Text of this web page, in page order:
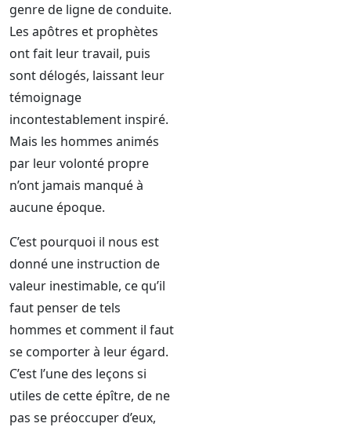
genre de ligne de conduite.
Les apôtres et prophètes
ont fait leur travail, puis
sont délogés, laissant leur
témoignage
incontestablement inspiré.
Mais les hommes animés
par leur volonté propre
n’ont jamais manqué à
aucune époque.
C’est pourquoi il nous est
donné une instruction de
valeur inestimable, ce qu’il
faut penser de tels
hommes et comment il faut
se comporter à leur égard.
C’est l’une des leçons si
utiles de cette épître, de ne
pas se préoccuper d’eux,